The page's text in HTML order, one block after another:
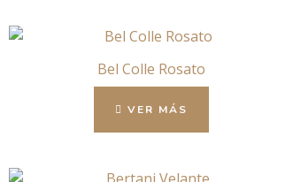
Bel Colle Rosato
VER MÁS